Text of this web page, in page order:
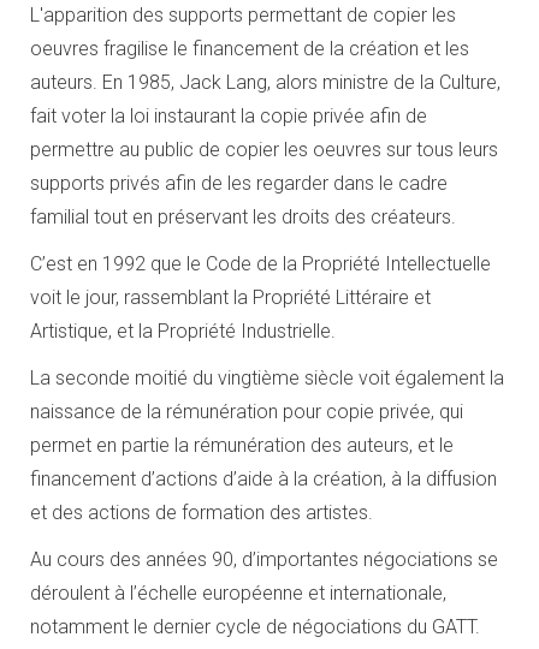
L'apparition des supports permettant de copier les
oeuvres fragilise le financement de la création et les
auteurs. En 1985, Jack Lang, alors ministre de la Culture,
fait voter la loi instaurant la copie privée afin de
permettre au public de copier les oeuvres sur tous leurs
supports privés afin de les regarder dans le cadre
familial tout en préservant les droits des créateurs.
C’est en 1992 que le Code de la Propriété Intellectuelle
voit le jour, rassemblant la Propriété Littéraire et
Artistique, et la Propriété Industrielle.
La seconde moitié du vingtième siècle voit également la
naissance de la rémunération pour copie privée, qui
permet en partie la rémunération des auteurs, et le
financement d’actions d’aide à la création, à la diffusion
et des actions de formation des artistes.
Au cours des années 90, d’importantes négociations se
déroulent à l’échelle européenne et internationale,
notamment le dernier cycle de négociations du GATT.